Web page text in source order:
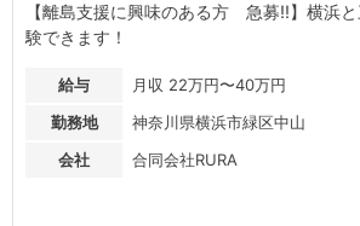
【離島支援に興味のある方 急募!!】横浜
験できます！
給与
月収 22万円〜40万円
勤務地
神奈川県横浜市緑区中山
会社
合同会社RURA